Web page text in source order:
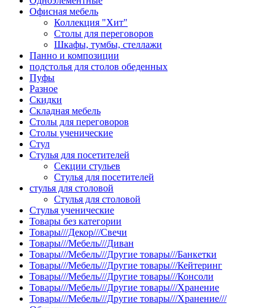
Офисная мебель
Коллекция "Хит"
Столы для переговоров
Шкафы, тумбы, стеллажи
Панно и композиции
подстолья для столов обеденных
Пуфы
Разное
Скидки
Складная мебель
Столы для переговоров
Столы ученические
Стул
Стулья для посетителей
Секции стульев
Стулья для посетителей
стулья для столовой
Стулья для столовой
Стулья ученические
Товары без категории
Товары///Декор///Свечи
Товары///Мебель///Диван
Товары///Мебель///Другие товары///Банкетки
Товары///Мебель///Другие товары///Кейтеринг
Товары///Мебель///Другие товары///Консоли
Товары///Мебель///Другие товары///Хранение
Товары///Мебель///Другие товары///Хранение///